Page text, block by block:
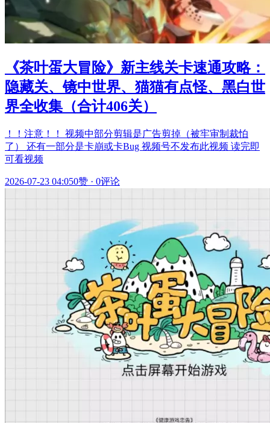
《茶叶蛋大冒险》新主线关卡速通攻略：
隐藏关、镜中世界、猫猫有点怪、黑白世
界全收集（合计406关）
！！注意！！ 视频中部分剪辑是广告剪掉（被牢审制裁怕
了） 还有一部分是卡崩或卡Bug 视频号不发布此视频 读完即
可看视频
2026-07-23 04:050赞 · 0评论